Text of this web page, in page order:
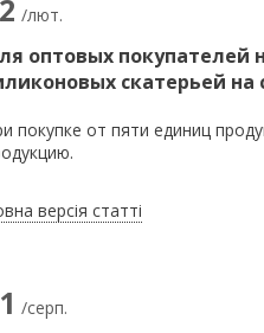
/лют.
оптовых покупателей
скатерьей на
покупке от пяти единиц
версія статті
/серп.